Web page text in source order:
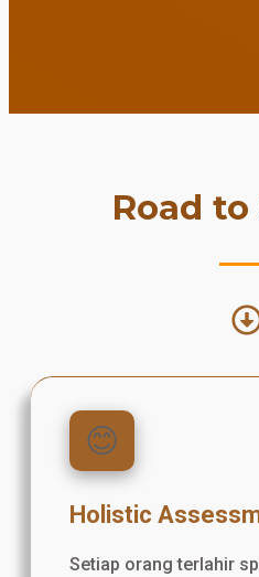
Road to
😊
Holistic
Setiap orang terlahir